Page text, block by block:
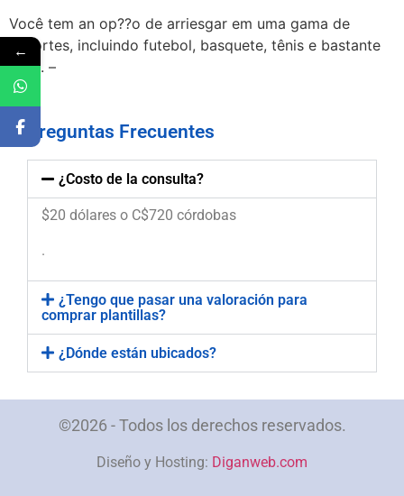
Você tem an op??o de arriesgar em uma gama de
esportes, incluindo futebol, basquete, tênis e bastante
mais. –
Preguntas Frecuentes
¿Costo de la consulta?
$20 dólares o C$720 córdobas
.
¿Tengo que pasar una valoración para
comprar plantillas?
¿Dónde están ubicados?
©2026 - Todos los derechos reservados.
Diseño y Hosting: Diganweb.com
←